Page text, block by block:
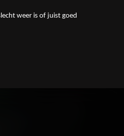
weer is of juist goed